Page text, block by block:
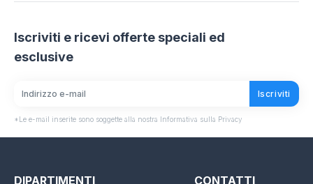
Iscriviti e ricevi offerte speciali ed
esclusive
Iscriviti
*Le e-mail inserite sono soggette alla nostra Informativa sulla Privacy
DIPARTIMENTI CONTATTI